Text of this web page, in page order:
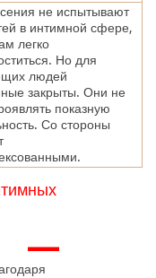
не испытывают
в интимной сфере,
легко
Но для
людей
закрыты. Они не
показную
Со стороны
—